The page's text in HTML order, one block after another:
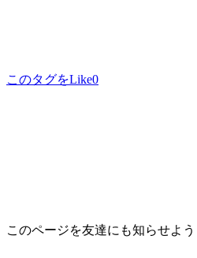
このタグをLike0
このページを友達にも知らせよう